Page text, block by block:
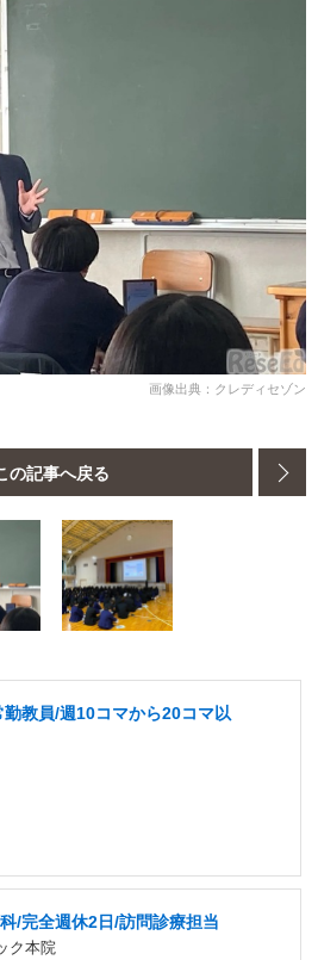
画像出典：クレディセゾン
の記事へ戻る
教員/週10コマから20コマ以
/完全週休2日/訪問診療担当
ク本院